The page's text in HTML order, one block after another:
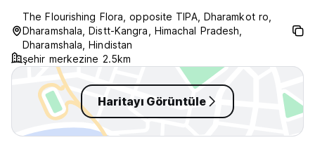
The Flourishing Flora, opposite TIPA, Dharamkot ro,
Dharamshala, Distt-Kangra, Himachal Pradesh,
Dharamshala, Hindistan
şehir merkezine 2.5km
Haritayı Görüntüle